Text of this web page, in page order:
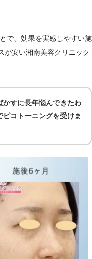
で、効果を実感しやすい施
が安い湘南美容クリニック
かすに長年悩んできたわ
コトーニングを受けま